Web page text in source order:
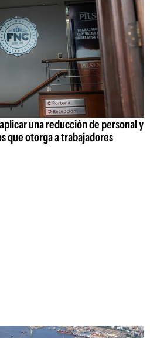
una reducción de personal y
que otorga a trabajadores